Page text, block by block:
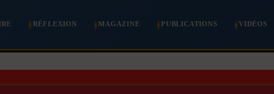
RÉFLEXION MAGAZINE PUBLICATIONS VIDÉOS